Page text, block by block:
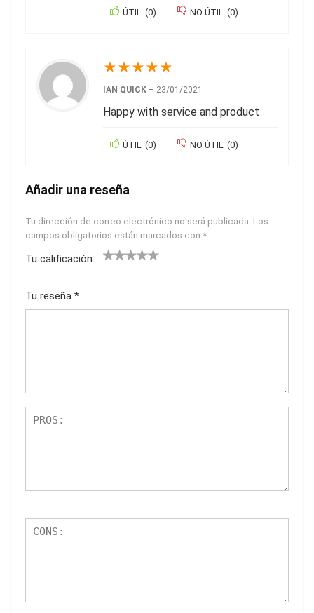
ÚTIL (0) NO ÚTIL (0)
★★★★★
IAN QUICK – 23/01/2021
Happy with service and product
ÚTIL (0) NO ÚTIL (0)
Añadir una reseña
Tu dirección de correo electrónico no será publicada. Los
campos obligatorios están marcados con *
Tu calificación
Tu reseña *